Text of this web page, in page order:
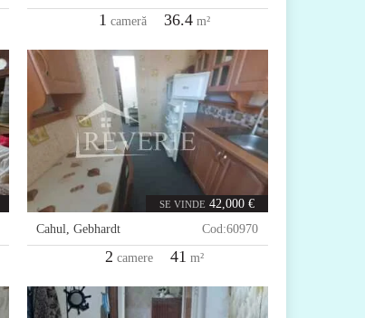
1 cameră 36.4 m²
SE VINDE 42,000 €
Cahul,Gebhardt Cod:60970
2 camere 41 m²